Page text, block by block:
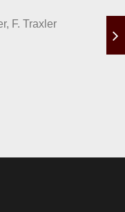
F. Traxler